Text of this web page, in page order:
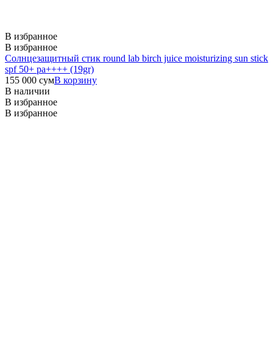
В избранное
В избранное
Солнцезащитный стик round lab birch juice moisturizing sun stick
spf 50+ pa++++ (19gr)
155 000 сумВ корзину
В наличии
В избранное
В избранное